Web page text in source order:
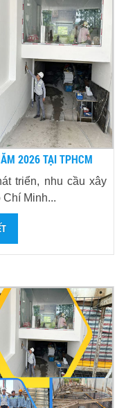
2026 TẠI TPHCM
triển, nhu cầu xây
Minh...